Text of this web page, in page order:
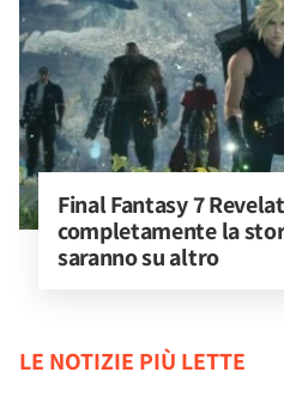
Final Fantasy 7
completamente la
saranno su altro
LE NOTIZIE PIÙ LETTE